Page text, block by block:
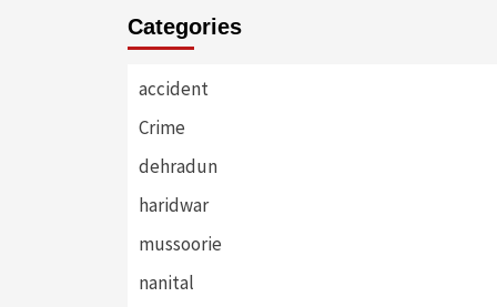
Categories
accident
Crime
dehradun
haridwar
mussoorie
nanital